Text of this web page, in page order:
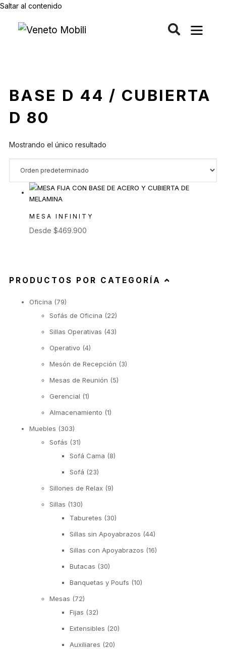
Saltar al contenido
BASE D 44 / CUBIERTA
D 80
Mostrando el único resultado
MESA INFINITY
Desde $469.900
PRODUCTOS POR CATEGORÍA
Oficina (79)
Sofás de Oficina (22)
Sillas Operativas (43)
Operativo (4)
Mesón de Recepción (3)
Mesas de Reunión (5)
Gerencial (1)
Almacenamiento (1)
Muebles (303)
Sofás (31)
Sofá Cama (8)
Sofá (23)
Sillones de Relax (9)
Sillas (130)
Taburetes (30)
Sillas sin Apoyabrazos (44)
Sillas con Apoyabrazos (16)
Butacas (30)
Banquetas y Poufs (10)
Mesas (72)
Fijas (32)
Extensibles (20)
Auxiliares (20)